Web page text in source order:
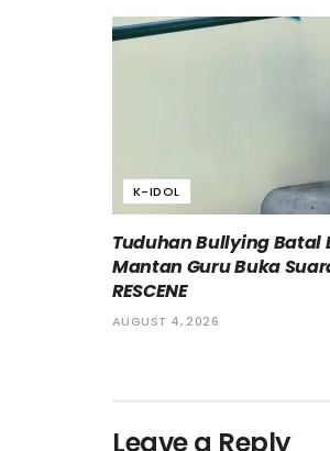
K-IDOL
Tuduhan Bullying Batal
Mantan Guru Buka
RESCENE
AUGUST 4, 2026
Leave a Reply